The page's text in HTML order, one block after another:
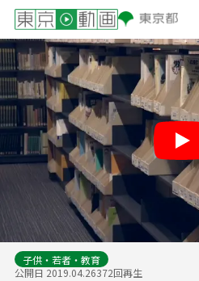
Play
子供・若者・教育
公開日 2019.04.26372回再生